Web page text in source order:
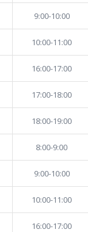
9:00-10:00
10:00-11:00
16:00-17:00
17:00-18:00
18:00-19:00
8:00-9:00
9:00-10:00
10:00-11:00
16:00-17:00